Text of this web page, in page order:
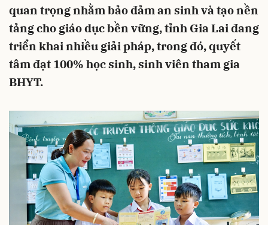
quan trọng nhằm bảo đảm an sinh và tạo nền
tảng cho giáo dục bền vững, tỉnh Gia Lai đang
triển khai nhiều giải pháp, trong đó, quyết
tâm đạt 100% học sinh, sinh viên tham gia
BHYT.